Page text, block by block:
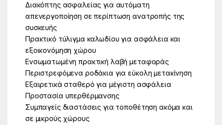
Διακόπτης ασφαλείας για αυτόματη
απενεργοποίηση σε περίπτωση ανατροπής της
συσκευής
Πρακτικό τύλιγμα καλωδίου για ασφάλεια και
εξοικονόμηση χώρου
Ενσωματωμένη πρακτική λαβή μεταφοράς
Περιστρεφόμενα ροδάκια για εύκολη μετακίνηση
Εξαιρετικά σταθερό για μέγιστη ασφάλεια
Προστασία υπερθέρμανσης
Συμπαγείς διαστάσεις για τοποθέτηση ακόμα και
σε μικρούς χώρους